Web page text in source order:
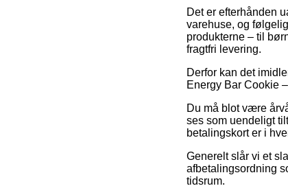
Det er efterhånden
varehuse, og
produkterne – til
fragtfri levering.
Derfor kan det
Energy Bar Cookie
Du må blot være
ses som uendeligt
betalingskort er i
Generelt slår vi et
afbetalingsordning
tidsrum.